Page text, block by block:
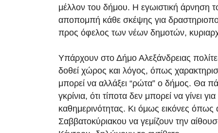
μέλλον του δήμου. Η εγωιστική άρνηση
αποπομπή κάθε σκέψης για
προς όφελος των νέων δημοτών,
Υπάρχουν στο Δήμο Αλεξάνδρειας
δοθεί χώρος και λόγος, όπως
μπορεί να αλλάξει “ρώτα” ο δήμος. Θα
γκρίνια, ότι τίποτα δεν μπορεί να γίνει
καθημερινότητας. Κι όμως εικόνες όπως
Σαββατοκύριακου να γεμίζουν την